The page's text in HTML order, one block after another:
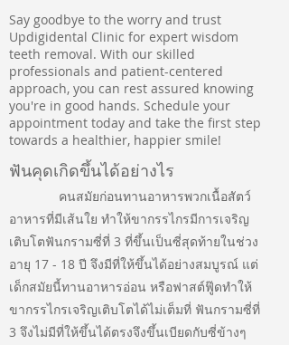
Say goodbye to the worry and trust
Updigidental Clinic for expert wisdom
teeth removal. With our skilled
professionals and patient-centered
approach, you can rest assured knowing
you're in good hands. Schedule your
appointment today and take the first step
towards a healthier, happier smile!
ฟันคุดเกิดขึ้นได้อย่างไร
คนสมัยก่อนทานอาหารพวกเนื้อสัตว์
อาหารที่มีเส้นใย ทำให้ขากรรไกรมีการเจริญ
เติบโตฟันกรามซี่ที่ 3 ที่ขึ้นเป็นซี่สุดท้ายในช่วง
อายุ 17 - 18 ปี จึงมีที่ให้ขึ้นได้อย่างสมบูรณ์ แต่
เด็กสมัยนี้ทานอาหารอ่อน หรือฟาสต์ฟู๊ดทำให้
ขากรรไกรเจริญเติบโตได้ไม่เต็มที่ ฟันกรามซี่ที่
3 จึงไม่มีที่ให้ขึ้นได้ตรงจึงขึ้นเบียดกับซี่ข้างๆ